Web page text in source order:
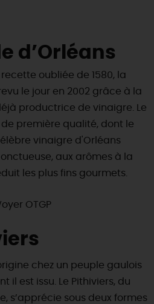
d’Orléans
oubliée de 1580, la
le jour en 2002 grâce à la
productrice de vinaigre. Le
première qualité, dont le
vinaigre d'Orléans
aux arômes à la
les plus fins gourmets.
chez un peuple gaulois
il est issu. Le Pithiviers, du
s’apprécie sous deux formes